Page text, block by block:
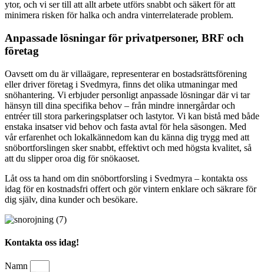
ytor, och vi ser till att allt arbete utförs snabbt och säkert för att
minimera risken för halka och andra vinterrelaterade problem.
Anpassade lösningar för privatpersoner, BRF och
företag
Oavsett om du är villaägare, representerar en bostadsrättsförening
eller driver företag i Svedmyra, finns det olika utmaningar med
snöhantering. Vi erbjuder personligt anpassade lösningar där vi tar
hänsyn till dina specifika behov – från mindre innergårdar och
entréer till stora parkeringsplatser och lastytor. Vi kan bistå med både
enstaka insatser vid behov och fasta avtal för hela säsongen. Med
vår erfarenhet och lokalkännedom kan du känna dig trygg med att
snöbortforslingen sker snabbt, effektivt och med högsta kvalitet, så
att du slipper oroa dig för snökaoset.
Låt oss ta hand om din snöbortforsling i Svedmyra – kontakta oss
idag för en kostnadsfri offert och gör vintern enklare och säkrare för
dig själv, dina kunder och besökare.
Kontakta oss idag!
Namn